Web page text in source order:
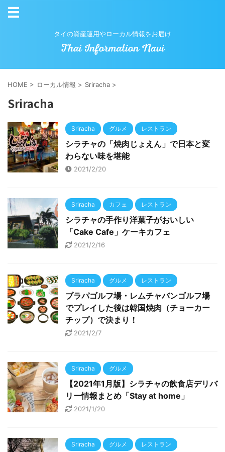
タイの資産運用やローカル情報をお届け
HOME > ローカル情報 > Sriracha >
Sriracha
Sriracha グルメ レストラン
シラチャの「焼肉じょえん」で日本と変
わらない味を堪能
2021/2/20
Sriracha カフェ レストラン
シラチャの手作り洋菓子がおいしい
「Cake Cafe」ケーキカフェ
2021/2/16
Sriracha グルメ レストラン
ブラパゴルフ場・レムチャバンゴルフ場
でプレイした後は韓国焼肉（チョーカー
チップ）で決まり！
2021/2/7
Sriracha グルメ
【2021年1月版】シラチャの飲食店デリバ
リー情報まとめ「Stay at home」
2021/1/20
Sriracha グルメ レストラン